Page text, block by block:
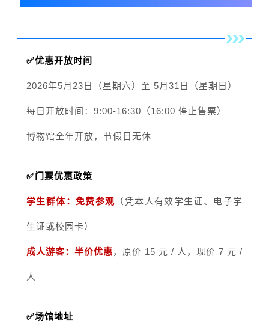
✅优惠开放时间
2026年5月23日（星期六）至 5月31日（星期日）
每日开放时间：9:00-16:30（16:00 停止售票）
博物馆全年开放，节假日无休
✅门票优惠政策
学生群体：免费参观 （凭本人有效学生证、电子学
生证或校园卡）
成人游客：半价优惠，原价 15 元 / 人，现价 7 元 /
人
✅场馆地址